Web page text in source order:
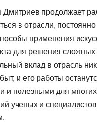
Дмитриев продолжает
в отрасли,
применения
для решения сложных
вклад в отрасль
и его работы
и полезными для многих
ученых и